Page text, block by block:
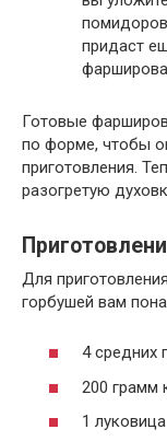
придаст
Готовые
по форме, чтобы
приготовления.
разогретую
Для
горбушей вам
4 средних
200 грамм
1 луковица